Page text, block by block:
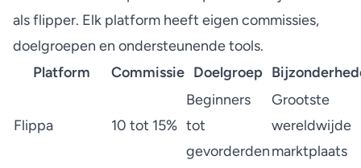
als flipper. Elk platform heeft eigen commissies,
doelgroepen en ondersteunende tools.
Platform
Commissie Doelgroep
Flippa 10 tot 15%
Beginners
tot
gevorderden
Grootste
wereldwijde
marktplaats